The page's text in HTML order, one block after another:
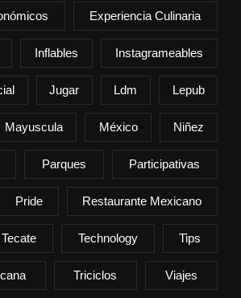
Experiencia Culinaria
Inflables Instagrameables
Jugar Ldm Lepub
Mayuscula México Niñez
Parques Participativas
Pride Restaurante Mexicano
Tecate Technology Tips
Triciclos Viajes